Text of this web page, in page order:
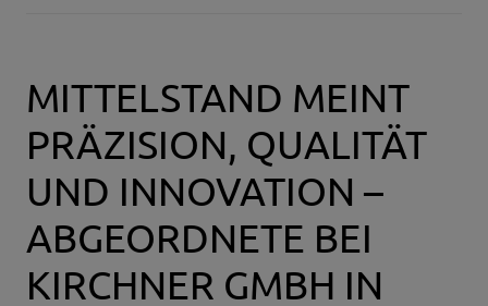
MITTELSTAND MEINT
PRÄZISION, QUALITÄT
UND INNOVATION –
ABGEORDNETE BEI
KIRCHNER GMBH IN